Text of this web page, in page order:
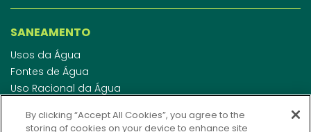
SANEAMENTO
Usos da Água
Fontes de Água
Uso Racional da Água
Esgotamento Sanitário
By clicking “Accept All Cookies”, you agree to the
storing of cookies on your device to enhance site